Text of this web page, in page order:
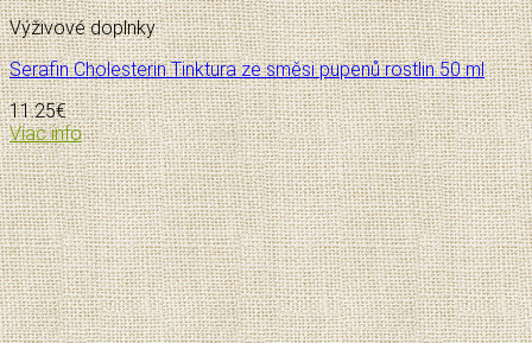
Výživové doplnky
Serafin Cholesterin Tinktura ze směsi pupenů rostlin 50 ml
11.25€
Viac info